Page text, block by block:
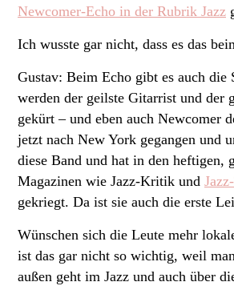
Newcomer-Echo in der Rubrik Jazz
Ich wusste gar nicht, dass es das
Gustav: Beim Echo gibt es auch die
werden der geilste Gitarrist und der
gekürt – und eben auch Newcomer
jetzt nach New York gegangen und
diese Band und hat in den heftigen,
Magazinen wie Jazz-Kritik und
gekriegt. Da ist sie auch die erste
Wünschen sich die Leute mehr
ist das gar nicht so wichtig, weil
außen geht im Jazz und auch über